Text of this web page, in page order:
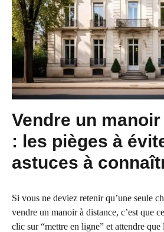
Vendre un
: les pièges à
astuces à
Si vous ne deviez retenir qu’une seule
vendre un manoir à distance, c’est que
clic sur “mettre en ligne” et attendre que